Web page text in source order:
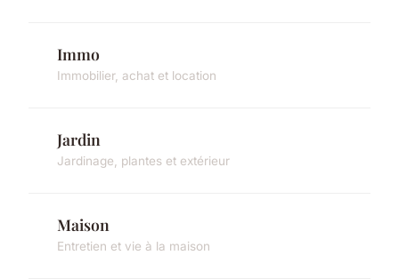
Immo
Immobilier, achat et location
Jardin
Jardinage, plantes et extérieur
Maison
Entretien et vie à la maison